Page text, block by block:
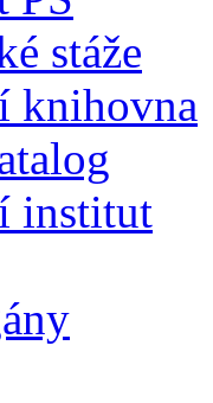
stáže
knihovna
institut